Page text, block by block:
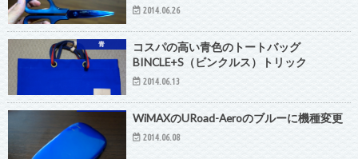
2014.06.26
青
コスパの高い青色のトートバッグ
BINCLE+S（ビンクルス）トリック
2014.06.13
WiMAXのURoad-Aeroのブルーに機種変更
2014.06.08